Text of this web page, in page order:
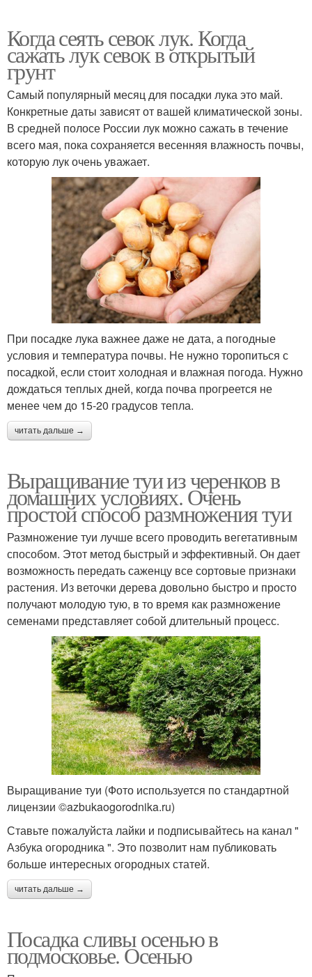
Когда сеять севок лук. Когда
сажать лук севок в открытый
грунт
Самый популярный месяц для посадки лука это май.
Конкретные даты зависят от вашей климатической зоны.
В средней полосе России лук можно сажать в течение
всего мая, пока сохраняется весенняя влажность почвы,
которую лук очень уважает.
При посадке лука важнее даже не дата, а погодные
условия и температура почвы. Не нужно торопиться с
посадкой, если стоит холодная и влажная погода. Нужно
дождаться теплых дней, когда почва прогреется не
менее чем до 15-20 градусов тепла.
читать дальше →
Выращивание туи из черенков в
домашних условиях. Очень
простой способ размножения туи
Размножение туи лучше всего проводить вегетативным
способом. Этот метод быстрый и эффективный. Он дает
возможность передать саженцу все сортовые признаки
растения. Из веточки дерева довольно быстро и просто
получают молодую тую, в то время как размножение
семенами представляет собой длительный процесс.
Выращивание туи (Фото используется по стандартной
лицензии ©azbukaogorodnika.ru)
Ставьте пожалуйста лайки и подписывайтесь на канал "
Азбука огородника ". Это позволит нам публиковать
больше интересных огородных статей.
читать дальше →
Посадка сливы осенью в
подмосковье. Осенью